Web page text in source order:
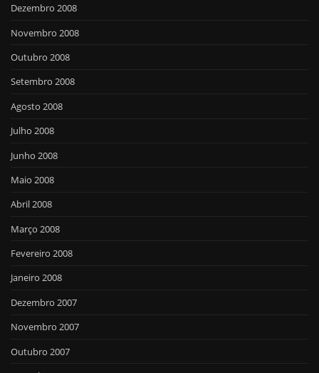
Dezembro 2008
Novembro 2008
Outubro 2008
Setembro 2008
Agosto 2008
Julho 2008
Junho 2008
Maio 2008
Abril 2008
Março 2008
Fevereiro 2008
Janeiro 2008
Dezembro 2007
Novembro 2007
Outubro 2007